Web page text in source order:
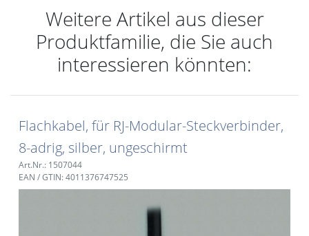
Weitere Artikel aus dieser
Produktfamilie, die Sie auch
interessieren könnten:
Flachkabel, für RJ-Modular-Steckverbinder,
8-adrig, silber, ungeschirmt
Art.Nr.: 1507044
EAN / GTIN: 4011376747525